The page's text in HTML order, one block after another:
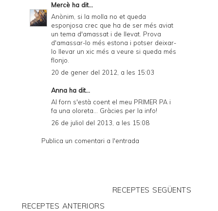
Mercè ha dit...
Anònim, si la molla no et queda
esponjosa crec que ha de ser més aviat
un tema d'amassat i de llevat. Prova
d'amassar-lo més estona i potser deixar-
lo llevar un xic més a veure si queda més
flonjo.
20 de gener del 2012, a les 15:03
Anna ha dit...
Al forn s'està coent el meu PRIMER PA i
fa una oloreta... Gràcies per la info!
26 de juliol del 2013, a les 15:08
Publica un comentari a l'entrada
RECEPTES SEGÜENTS
RECEPTES ANTERIORS